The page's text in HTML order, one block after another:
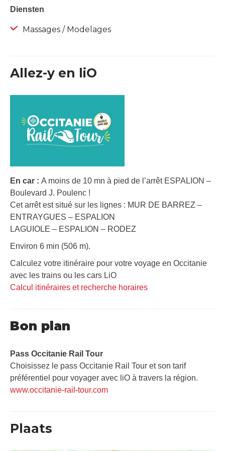
Diensten
Massages / Modelages
Allez-y en liO
En car : A moins de 10 mn à pied de l’arrêt ESPALION –
Boulevard J. Poulenc !
Cet arrêt est situé sur les lignes : MUR DE BARREZ –
ENTRAYGUES – ESPALION
LAGUIOLE – ESPALION – RODEZ
Environ 6 min (506 m).
Calculez votre itinéraire pour votre voyage en Occitanie
avec les trains ou les cars LiO
Calcul itinéraires et recherche horaires
Bon plan
Pass Occitanie Rail Tour​
Choisissez le pass Occitanie Rail Tour et son tarif
préférentiel pour voyager avec liO à travers la région.
www.occitanie-rail-tour.com
Plaats